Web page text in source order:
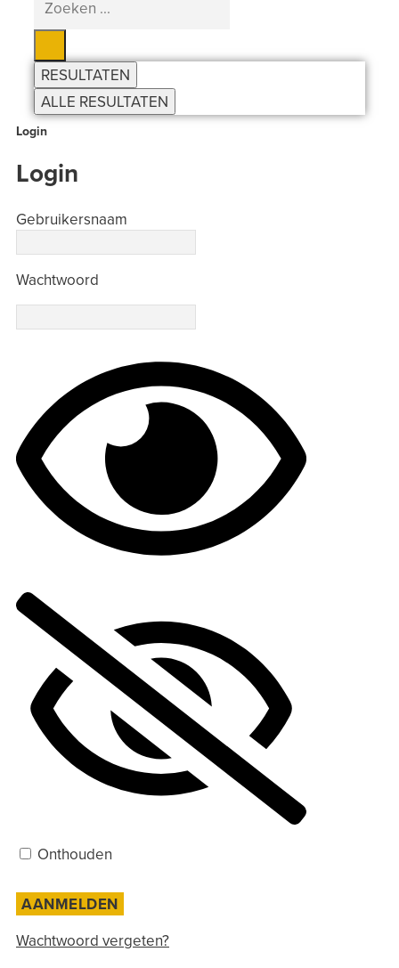
RESULTATEN
ALLE RESULTATEN
Login
Login
Gebruikersnaam
Wachtwoord
Onthouden
Wachtwoord vergeten?